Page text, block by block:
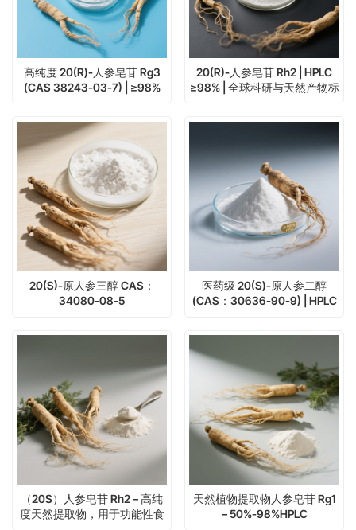
高纯度 20(R)-人参皂苷 Rg3
(CAS 38243-03-7) | ≥98%
20(R)-人参皂苷 Rh2 | HPLC
≥98% | 全球科研与天然产物标
20(S)-原人参三醇 CAS：
34080-08-5
医药级 20(S)-原人参二醇
(CAS：30636-90-9) | HPLC
（20S）人参皂苷 Rh2 – 高纯
度天然提取物，用于功能性食
天然植物提取物人参皂苷 Rg1
– 50%-98%HPLC